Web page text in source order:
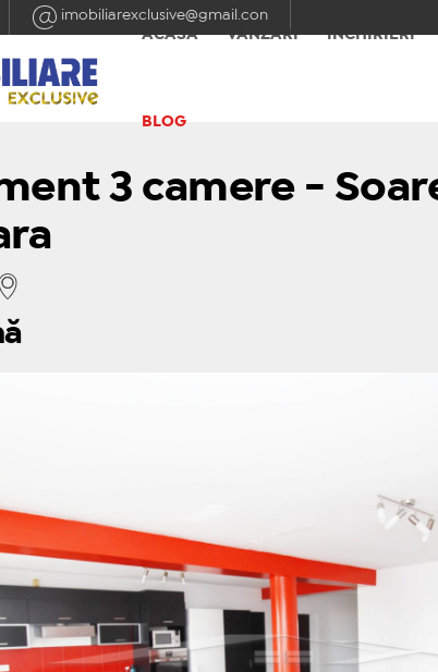
imobiliarexclusive@gmail.con
ACASĂ
VÂNZĂRI ÎNCHIRIERI
BLOG
3 camere -